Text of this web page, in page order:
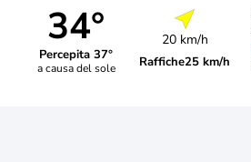
34°
Percepita 37°
a causa del sole
20 km/h
Raffiche25 km/h